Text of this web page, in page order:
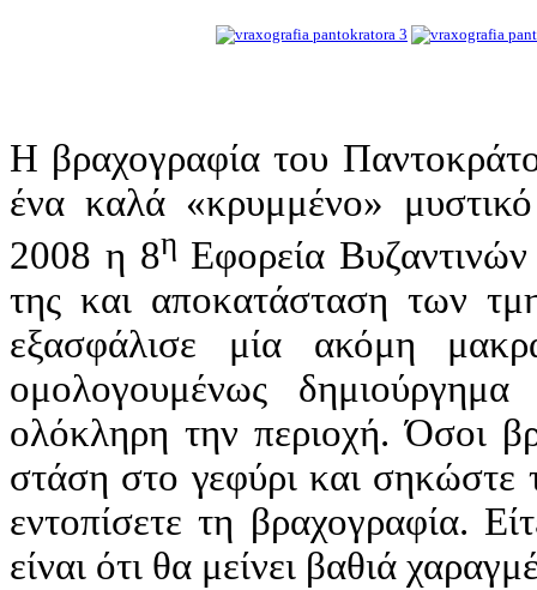
Η βραχογραφία του
ένα καλά «κρυμμένο»
2008 η 8η Εφορεία
της και αποκατάσταση των
εξασφάλισε μία ακόμη
ομολογουμένως
ολόκληρη την περιοχή. Όσοι
στάση στο γεφύρι και
εντοπίσετε τη βραχογραφία.
είναι ότι θα μείνει βαθιά